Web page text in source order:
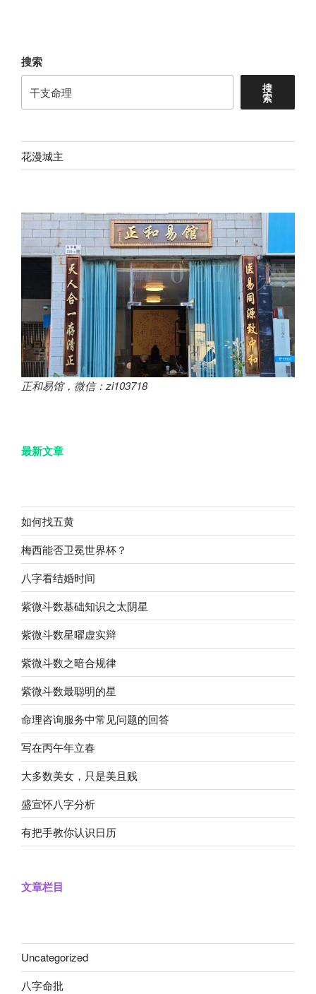
搜索
搜
索
花漫城主
正和易馆，微信：zi103718
最新文章
如何找五黄
梅西能否卫冕世界杯？
八字看结婚时间
紫微斗数基础知识之太阴星
紫微斗数星曜虚实辩
紫微斗数之暗合规律
紫微斗数最聪明的星
命理咨询服务中常见问题的回答
写在丙午年立春
大多数美女，只是美且贱
盛宣怀八字分析
有把手教你认识日历
文章栏目
Uncategorized
八字命批